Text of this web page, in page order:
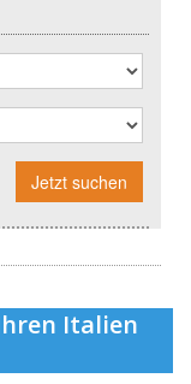
Jetzt suchen
Italien